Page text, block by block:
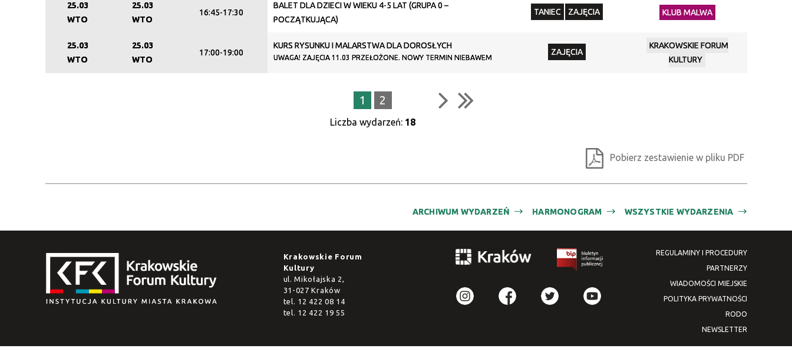
25.03
WTO
25.03
WTO
16:45-17:30
BALET DLA DZIECI W WIEKU 4-5 LAT (GRUPA 0 –
POCZĄTKUJĄCA)
TANIEC ZAJĘCIA KLUB MALWA
25.03
WTO
25.03
WTO
17:00-19:00
KURS RYSUNKU I MALARSTWA DLA DOROSŁYCH
UWAGA! ZAJĘCIA 11.03 PRZEŁOŻONE. NOWY TERMIN NIEBAWEM
ZAJĘCIA
KRAKOWSKIE FORUM
KULTURY
1 2
Liczba wydarzeń: 18
Pobierz zestawienie w pliku PDF
WSZYSTKIE WYDARZENIA
HARMONOGRAM
ARCHIWUM WYDARZEŃ
Krakowskie Forum
Kultury
ul. Mikołajska 2,
31-027 Kraków
tel. 12 422 08 14
tel. 12 422 19 55
REGULAMINY I PROCEDURY
PARTNERZY
WIADOMOŚCI MIEJSKIE
POLITYKA PRYWATNOŚCI
RODO
NEWSLETTER